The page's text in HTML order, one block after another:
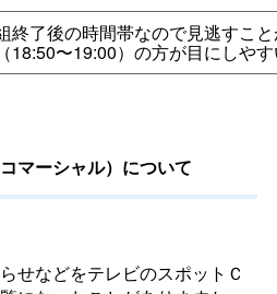
終了後の時間帯なので見逃すこ
18:50〜19:00）の方が目にしや
マーシャル）について
せなどをテレビのスポットＣ